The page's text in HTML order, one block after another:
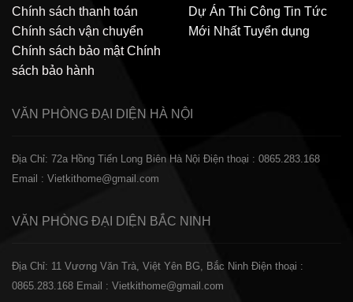
Chính sách thanh toán
Chính sách vận chuyển
Chính sách bảo mật Chính
sách bảo hành
Dự Án Thi Công Tin Tức
Mới Nhất Tuyển dụng
VĂN PHÒNG ĐẠI DIỆN HÀ NỘI
Địa Chỉ: 72a Hồng Tiến Long Biên Hà Nội Điện thoại : 0865.283.168
Email : Vietkithome@gmail.com
VĂN PHÒNG ĐẠI DIỆN BẮC NINH
Địa Chỉ: 11 Vương Văn Trà, Việt Yên BG, Bắc Ninh Điện thoại :
0865.283.168 Email : Vietkithome@gmail.com